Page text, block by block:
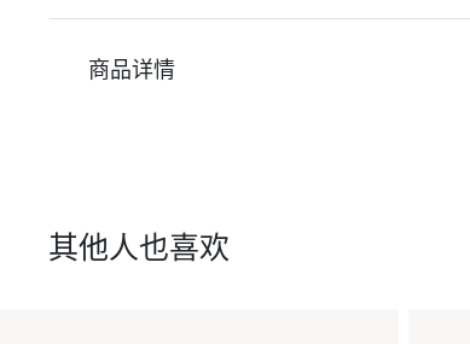
商品详情
其他人也喜欢